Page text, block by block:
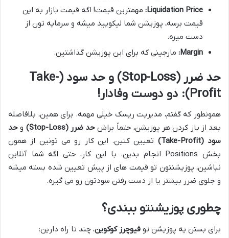
Liquidation Price: مهمترین قیمت! اگه قیمت بازار به این
قیمت برسه، پوزیشن شما لیکویید میشه و سرمایه تون از
دست میره.
Margin: مارجینی که برای این پوزیشن گذاشتین.
حد ضرر (Stop-Loss) و حد سود (Take-
Profit): دو دوست وفادار!
همونطور که گفتم، مدیریت ریسک خیلی مهمه. برای همین، بلافاصله
بعد از باز کردن هر پوزیشن، حتماً براش حد ضرر (Stop-Loss) و حد
سود (Take-Profit)
تعیین کنین. این کار رو می تونین از همون
بخش Positions انجام بدین. با این کار، حتی اگه شما آنلاین
نباشین، پوزیشنتون تو قیمت های از پیش تعیین شده بسته میشه
و جلوی ضرر بیشتر یا از دست رفتن سودتون رو می گیره.
چطوری پوزیشنتو ببندی؟
برای بستن یه پوزیشن تو فیوچرز کوکوین، چند تا راه دارین: